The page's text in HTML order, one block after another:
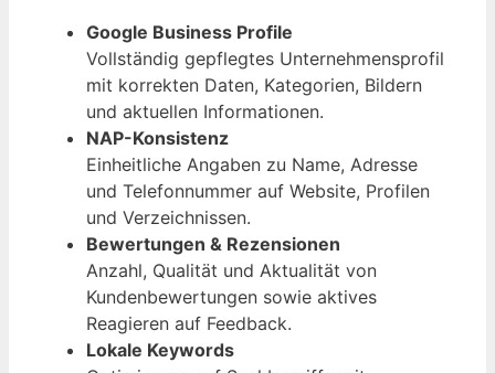
Google Business Profile
Vollständig gepflegtes Unternehmensprofil
mit korrekten Daten, Kategorien, Bildern
und aktuellen Informationen.
NAP-Konsistenz
Einheitliche Angaben zu Name, Adresse
und Telefonnummer auf Website, Profilen
und Verzeichnissen.
Bewertungen & Rezensionen
Anzahl, Qualität und Aktualität von
Kundenbewertungen sowie aktives
Reagieren auf Feedback.
Lokale Keywords